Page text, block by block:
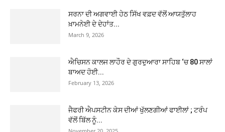
ਸਰਨਾ ਦੀ ਅਗਵਾਈ ਹੇਠ ਸਿੱਖ ਵਫ਼ਦ ਵੱਲੋਂ ਆਯਤੁੱਲਾਹ
ਖ਼ਾਮਨੇਈ ਦੇ ਦੇਹਾਂਤ...
March 9, 2026
ਐਚਿਸਨ ਕਾਲਜ ਲਾਹੌਰ ਦੇ ਗੁਰਦੁਆਰਾ ਸਾਹਿਬ ‘ਚ 80 ਸਾਲਾਂ
ਬਾਅਦ ਹੋਈ...
February 13, 2026
ਜੈਫਰੀ ਐਪਸਟੀਨ ਕੇਸ ਦੀਆਂ ਖੁੱਲਣਗੀਆਂ ਫਾਈਲਾਂ ; ਟਰੰਪ
ਵੱਲੋਂ ਬਿੱਲ ਨੂੰ...